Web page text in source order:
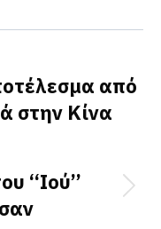
LinkedIn
από
στην Κίνα
‘‘Ιού’’